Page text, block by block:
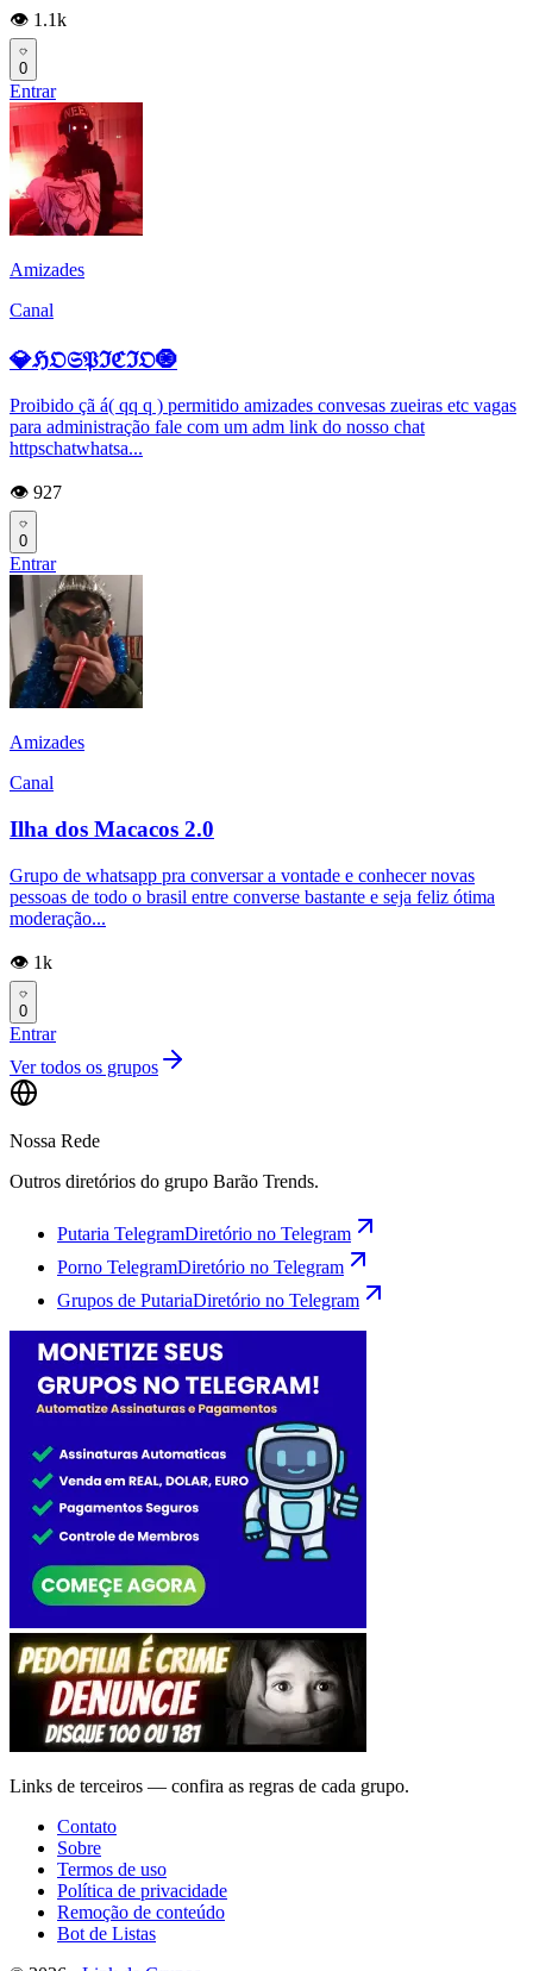
👁️ 1.1k
0
Entrar
Amizades
Canal
💎ℌ𝔒𝔖𝔓ℑℭℑ𝔒🧿
Proibido çã á( qq q ) permitido amizades convesas zueiras etc vagas
para administração fale com um adm link do nosso chat
httpschatwhatsa...
👁️ 927
0
Entrar
Amizades
Canal
Ilha dos Macacos 2.0
Grupo de whatsapp pra conversar a vontade e conhecer novas
pessoas de todo o brasil entre converse bastante e seja feliz ótima
moderação...
👁️ 1k
0
Entrar
Ver todos os grupos
Nossa Rede
Outros diretórios do grupo Barão Trends.
Putaria TelegramDiretório no Telegram
Porno TelegramDiretório no Telegram
Grupos de PutariaDiretório no Telegram
Links de terceiros — confira as regras de cada grupo.
Contato
Sobre
Termos de uso
Política de privacidade
Remoção de conteúdo
Bot de Listas